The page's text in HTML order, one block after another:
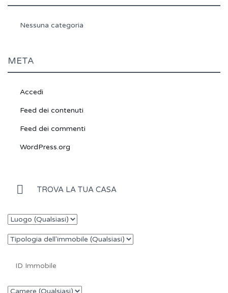
Nessuna categoria
META
Accedi
Feed dei contenuti
Feed dei commenti
WordPress.org
TROVA LA TUA CASA